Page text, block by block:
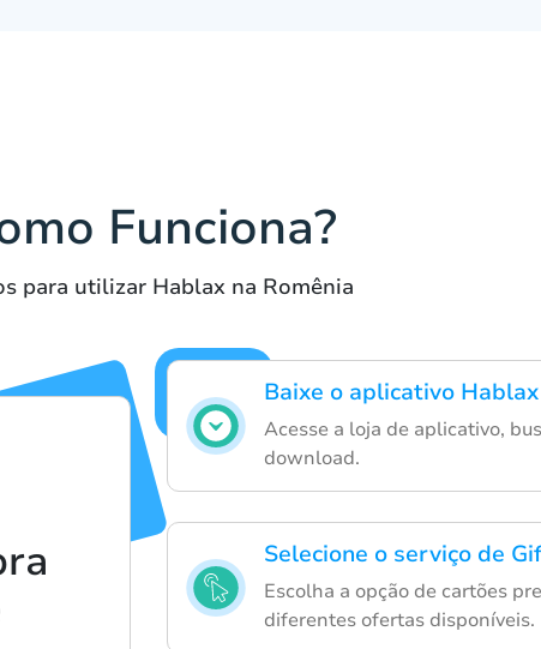
Funciona?
para utilizar Hablax na Romênia
Baixe o aplicativo
Acesse a loja de aplicativo,
download.
Selecione o serviço de
Escolha a opção de cartões
diferentes ofertas disponíveis.